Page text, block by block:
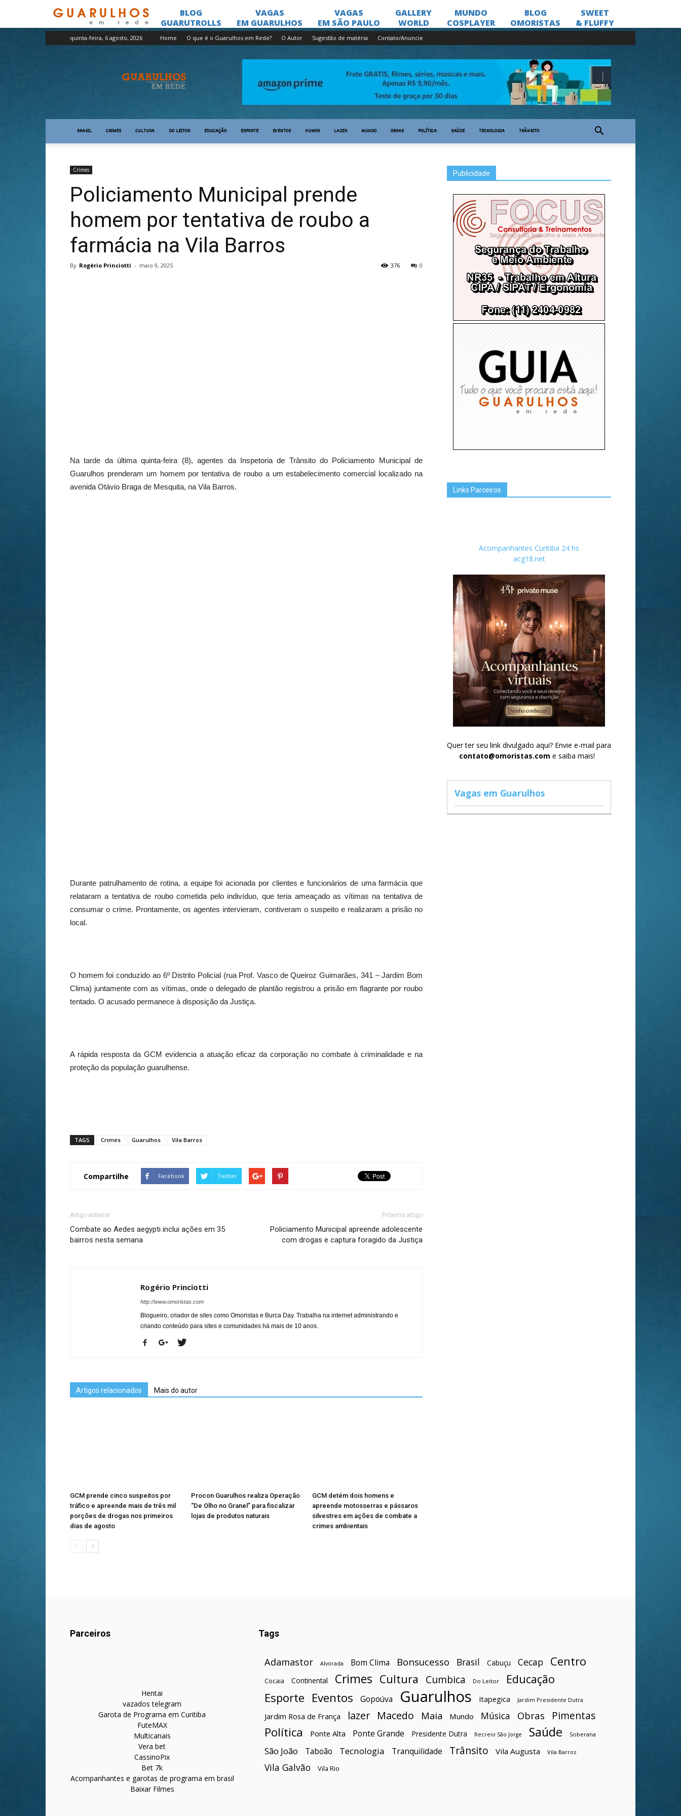
quinta-feira, 6 agosto, 2026 Home O que é o Guarulhos em Rede? O Autor Sugestão de matéria Contato/Anuncie
Guarulhos
em
Rede
BRASIL CRIMES CULTURA DO LEITOR EDUCAÇÃO ESPORTE EVENTOS HUMOR LAZER MUNDO OBRAS POLÍTICA SAÚDE TECNOLOGIA TRÂNSITO
Crimes
Policiamento Municipal prende
homem por tentativa de roubo a
farmácia na Vila Barros
By Rogério Princiotti - maio 9, 2025 0
376
Na tarde da última quinta-feira (8), agentes da Inspetoria de Trânsito do Policiamento Municipal de
Guarulhos prenderam um homem por tentativa de roubo a um estabelecimento comercial localizado na
avenida Otávio Braga de Mesquita, na Vila Barros.
Durante patrulhamento de rotina, a equipe foi acionada por clientes e funcionários de uma farmácia que
relataram a tentativa de roubo cometida pelo indivíduo, que teria ameaçado as vítimas na tentativa de
consumar o crime. Prontamente, os agentes intervieram, contiveram o suspeito e realizaram a prisão no
local.
O homem foi conduzido ao 6º Distrito Policial (rua Prof. Vasco de Queiroz Guimarães, 341 – Jardim Bom
Clima) juntamente com as vítimas, onde o delegado de plantão registrou a prisão em flagrante por roubo
tentado. O acusado permanece à disposição da Justiça.
A rápida resposta da GCM evidencia a atuação eficaz da corporação no combate à criminalidade e na
proteção da população guarulhense.
TAGS Crimes Guarulhos Vila Barros
Compartilhe Facebook Twitter
Artigo anterior
Combate ao Aedes aegypti inclui ações em 35
bairros nesta semana
Próximo artigo
Policiamento Municipal apreende adolescente
com drogas e captura foragido da Justiça
Rogério Princiotti
http://www.omoristas.com
Blogueiro, criador de sites como Omoristas e Burca Day. Trabalha na internet administrando e
criando conteúdo para sites e comunidades há mais de 10 anos.
Artigos relacionados Mais do autor
GCM prende cinco suspeitos por
tráfico e apreende mais de três mil
porções de drogas nos primeiros
dias de agosto
Procon Guarulhos realiza Operação
“De Olho no Granel” para fiscalizar
lojas de produtos naturais
GCM detém dois homens e
apreende motosserras e pássaros
silvestres em ações de combate a
crimes ambientais
Publicidade
Links Parceiros
Acompanhantes Curitiba 24 hs
acg18.net
Quer ter seu link divulgado aqui? Envie e-mail para
contato@omoristas.com e saiba mais!
Vagas em Guarulhos
Parceiros
Hentai
vazados telegram
Garota de Programa em Curitiba
FuteMAX
Multicanais
Vera bet
CassinoPix
Bet 7k
Acompanhantes e garotas de programa em brasil
Baixar Filmes
Tags
Adamastor Alvorada Bom Clima Bonsucesso Brasil Cabuçu Cecap Centro
Cocaia Continental Crimes Cultura Cumbica Do Leitor Educação
Esporte Eventos Gopoúva Guarulhos Itapegica Jardim Presidente Dutra
Jardim Rosa de França lazer Macedo Maia Mundo Música Obras Pimentas
Política Ponte Alta Ponte Grande Presidente Dutra Recreio São Jorge Saúde Soberana
São João Taboão Tecnologia Tranquilidade Trânsito Vila Augusta Vila Barros
Vila Galvão Vila Rio